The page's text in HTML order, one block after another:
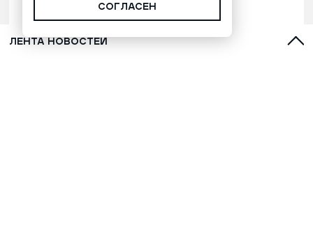
ЛЕНТА НОВОСТЕЙ
СОГЛАСЕН